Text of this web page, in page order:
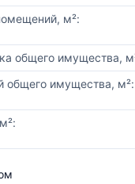
м²:
общего имущества,
имущества, м²: